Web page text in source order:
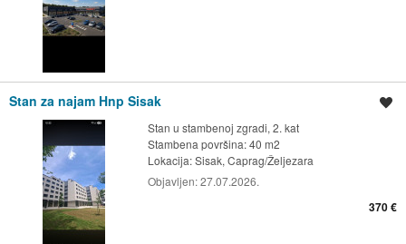
Stan za najam Hnp Sisak
Stan u stambenoj zgradi, 2. kat
Stambena površina: 40 m2
Lokacija:Sisak, Caprag/Željezara
Objavljen:27.07.2026.
370 €